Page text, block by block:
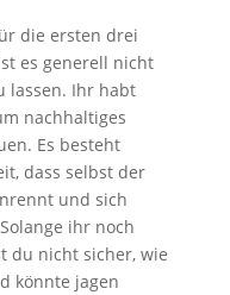
die ersten drei
es generell nicht
lassen. Ihr habt
nachhaltiges
Es besteht
dass selbst der
und sich
ihr noch
du nicht sicher, wie
könnte jagen